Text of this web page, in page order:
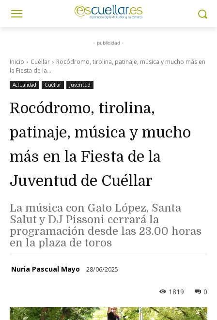
- publicidad -
Inicio Cuéllar
Rocódromo, tirolina, patinaje, música y mucho más en
la Fiesta de la...
Actualidad Cuéllar Juventud
Rocódromo, tirolina,
patinaje, música y mucho
más en la Fiesta de la
Juventud de Cuéllar
La música con Gato López, Santa
Salut y DJ Pissoni cerrará la
programación desde las 23.00 horas
en la plaza de toros
Nuria Pascual Mayo 28/06/2025
0
1819